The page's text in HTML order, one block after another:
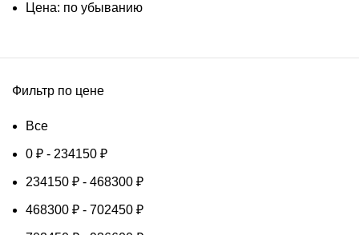
Цена: по убыванию
Фильтр по цене
Все
0 ₽ - 234150 ₽
234150 ₽ - 468300 ₽
468300 ₽ - 702450 ₽